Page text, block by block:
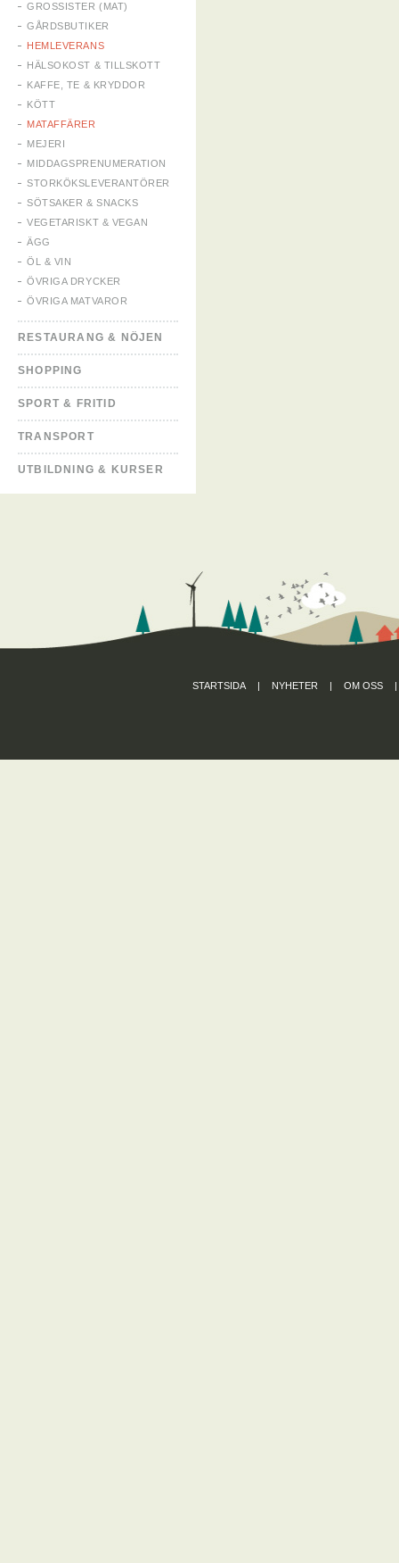
GROSSISTER (MAT)
GÅRDSBUTIKER
HEMLEVERANS
HÄLSOKOST & TILLSKOTT
KAFFE, TE & KRYDDOR
KÖTT
MATAFFÄRER
MEJERI
MIDDAGSPRENUMERATION
STORKÖKSLEVERANTÖRER
SÖTSAKER & SNACKS
VEGETARISKT & VEGAN
ÄGG
ÖL & VIN
ÖVRIGA DRYCKER
ÖVRIGA MATVAROR
RESTAURANG & NÖJEN
SHOPPING
SPORT & FRITID
TRANSPORT
UTBILDNING & KURSER
STARTSIDA | NYHETER | OM OSS |